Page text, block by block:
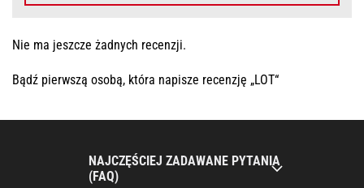
Nie ma jeszcze żadnych recenzji.
Bądź pierwszą osobą, która napisze recenzję „LOT“
NAJCZĘŚCIEJ ZADAWANE PYTANIA
(FAQ)